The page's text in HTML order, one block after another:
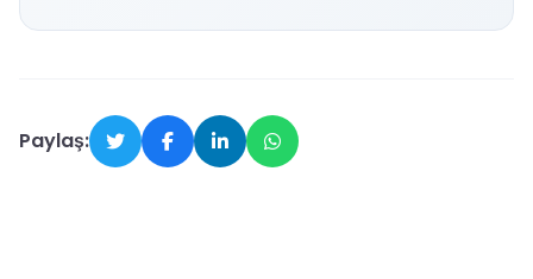
Paylaş: